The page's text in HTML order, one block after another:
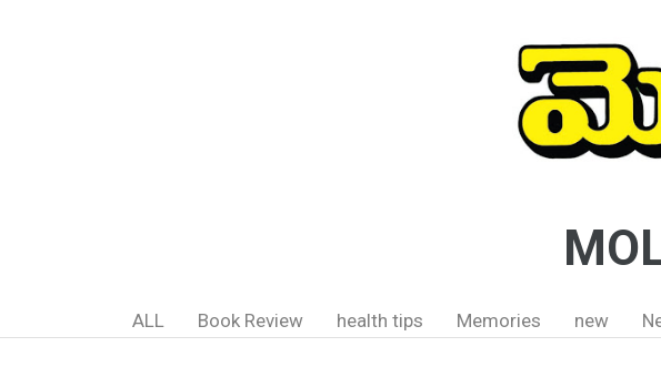
ALL Book Review health tips Memories new